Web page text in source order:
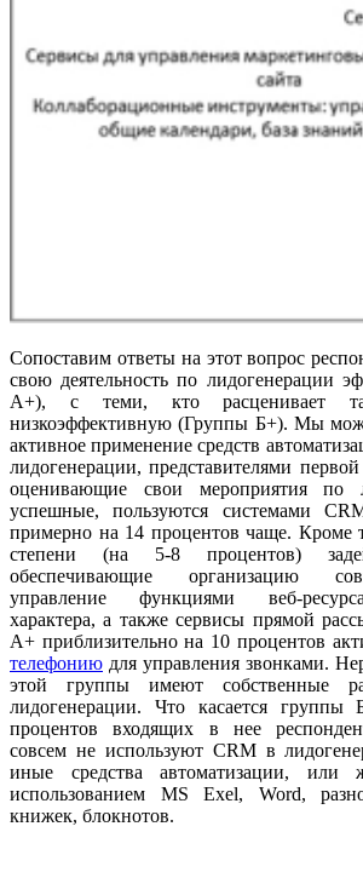
Сопоставим ответы на этот вопрос
свою деятельность по лидогенерации
А+), с теми, кто расценивает
низкоэффективную (Группы Б+). Мы
активное применение средств
лидогенерации, представителями
оценивающие свои мероприятия по
успешные, пользуются системами
примерно на 14 процентов чаще. Кроме
степени (на 5-8 процентов)
обеспечивающие организацию
управление функциями веб-
характера, а также сервисы прямой
А+ приблизительно на 10 процентов
телефонию для управления звонками.
этой группы имеют собственные
лидогенерации. Что касается
процентов входящих в нее
совсем не используют CRM в
иные средства автоматизации, или
использованием MS Exel, Word,
книжек, блокнотов.